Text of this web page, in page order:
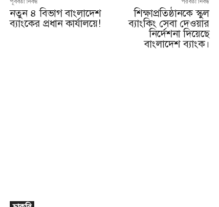
পূর্ববর্তী নিবন্ধ
নতুন ৪ বিভাগ বাংলাদেশ
ব্যাংকের প্রধান কার্যালয়ে!
পরবর্তী নিবন্ধ
শিক্ষাপ্রতিষ্ঠানকে স্কুল
ব্যাংকিং সেবা দেওয়ার
নির্দেশনা দিয়েছে
বাংলাদেশ ব্যাংক।